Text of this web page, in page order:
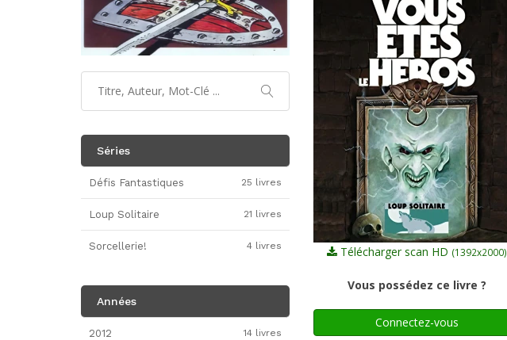
Télécharger scan HD (1392x2000)
Vous possédez ce livre ?
Connectez-vous
Séries
Défis Fantastiques 25 livres
Loup Solitaire 21 livres
Sorcellerie! 4 livres
Années
2012 14 livres